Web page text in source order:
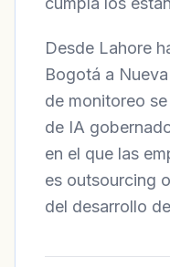
Desde Lahore
Bogotá a
de monitoreo
de IA
en el que las
es outsourcing
del desarrollo